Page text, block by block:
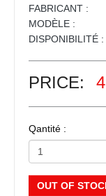
FABRICANT :
MODÈLE :
DISPONIBILITÉ :
PRICE:
Qantité :
OUT OF